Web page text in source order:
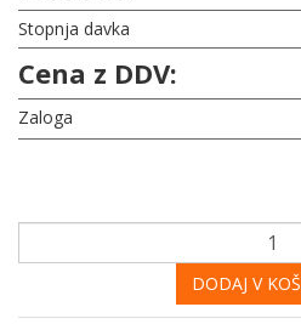
Stopnja davka
Cena z DDV:
Zaloga
DODAJ V